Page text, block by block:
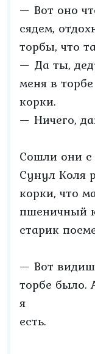
— Вот оно
сядем,
торбы, что
— Да ты,
меня в
корки.
— Ничего,
Сошли они с
Сунул Коля
корки, что
пшеничный
старик
— Вот
торбе было.
я
есть.